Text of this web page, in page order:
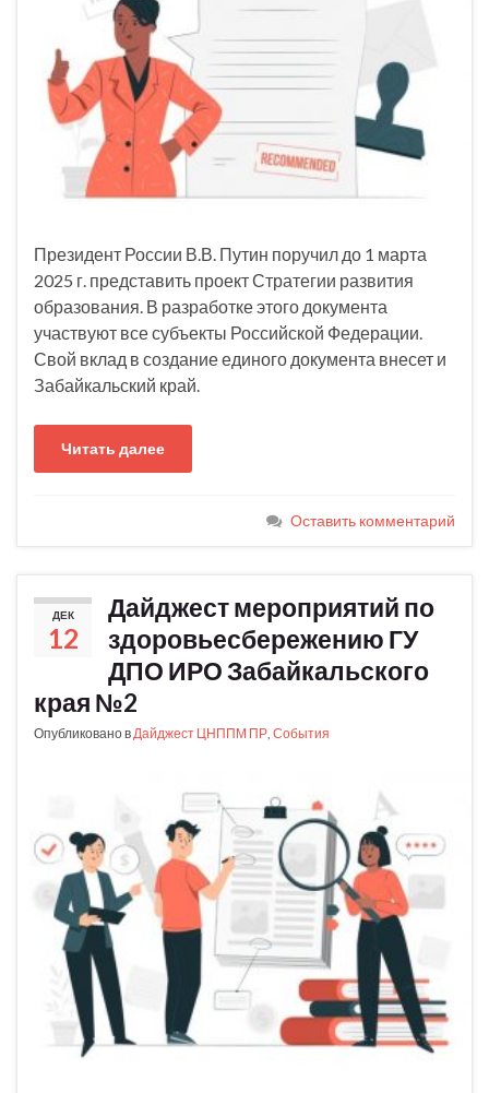
Президент России В.В. Путин поручил до 1 марта
2025 г. представить проект Стратегии развития
образования. В разработке этого документа
участвуют все субъекты Российской Федерации.
Свой вклад в создание единого документа внесет и
Забайкальский край.
Читать далее
Оставить комментарий
ДЕК
12
Дайджест мероприятий по
здоровьесбережению ГУ
ДПО ИРО Забайкальского
края №2
Опубликовано вДайджест ЦНППМ ПР, События